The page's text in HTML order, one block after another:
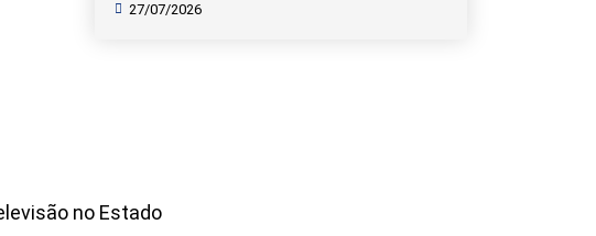
27/07/2026